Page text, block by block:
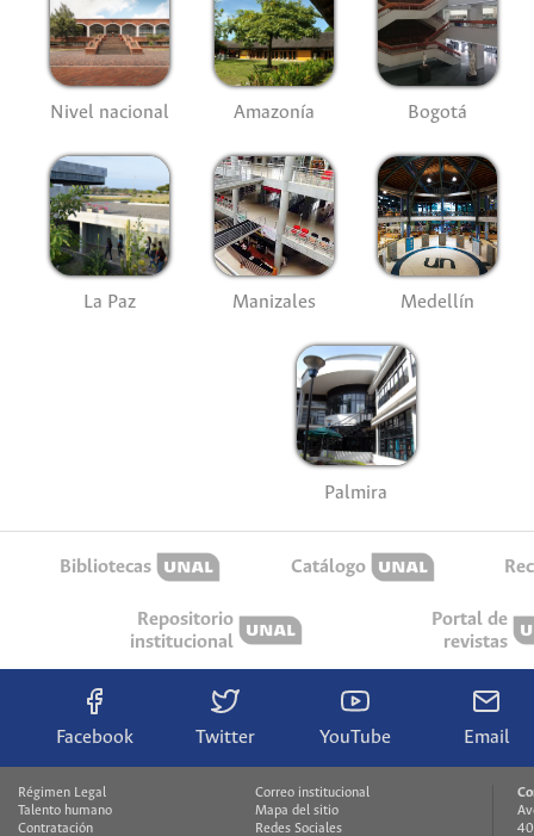
Nivel nacional Amazonía Bogotá
La Paz Manizales Medellín
Palmira
Bibliotecas Catálogo
Repositorio
institucional
Portal de
revistas
Facebook Twitter YouTube Email
Régimen Legal
Talento humano
Contratación
Correo institucional
Mapa del sitio
Redes Sociales